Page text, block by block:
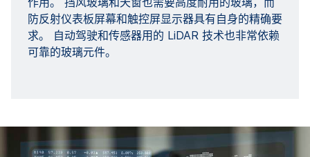
防反射仪表板屏幕和触控屏显示器具有自身的精确要
求。 自动驾驶和传感器用的 LiDAR 技术也非常依赖
可靠的玻璃元件。